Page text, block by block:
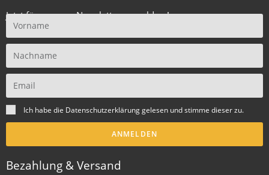
Jetzt für unseren Newsletter anmelden !
Ich habe die Datenschutzerklärunggelesen und stimme dieser zu.
ANMELDEN
Bezahlung & Versand